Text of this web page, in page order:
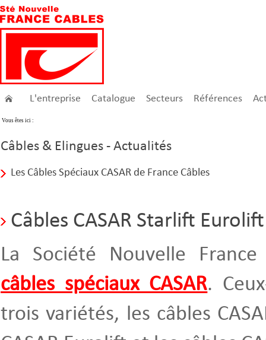
L'entreprise Catalogue Secteurs Références
Vous êtes ici :
Câbles & Elingues - Actualités
Les Câbles Spéciaux CASAR de France Câbles
Câbles CASAR Starlift
La Société Nouvelle
câbles spéciaux CASAR.
trois variétés, les câbles